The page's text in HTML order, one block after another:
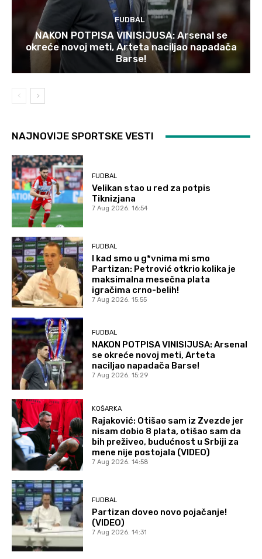
FUDBAL
NAKON POTPISA VINISIJUSA: Arsenal se
okreće novoj meti, Arteta naciljao napadača
Barse!
NAJNOVIJE SPORTSKE VESTI
FUDBAL
Velikan stao u red za potpis
Tiknizjana
7 Aug 2026. 16:54
FUDBAL
I kad smo u g*vnima mi smo
Partizan: Petrović otkrio kolika je
maksimalna mesečna plata
igračima crno-belih!
7 Aug 2026. 15:55
FUDBAL
NAKON POTPISA VINISIJUSA: Arsenal
se okreće novoj meti, Arteta
naciljao napadača Barse!
7 Aug 2026. 15:29
KOŠARKA
Rajaković: Otišao sam iz Zvezde jer
nisam dobio 8 plata, otišao sam da
bih preživeo, budućnost u Srbiji za
mene nije postojala (VIDEO)
7 Aug 2026. 14:58
FUDBAL
Partizan doveo novo pojačanje!
(VIDEO)
7 Aug 2026. 14:31